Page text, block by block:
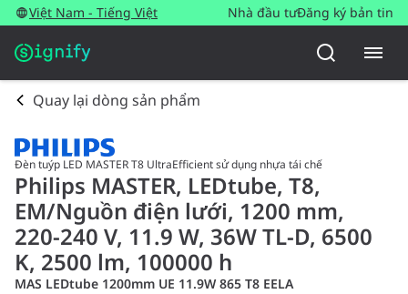
Việt Nam - Tiếng Việt Nhà đầu tưĐăng ký bản tin
Quay lại dòng sản phẩm
Đèn tuýp LED MASTER T8 UltraEfficient sử dụng nhựa tái chế
Philips MASTER, LEDtube, T8,
EM/Nguồn điện lưới, 1200 mm,
220-240 V, 11.9 W, 36W TL-D, 6500
K, 2500 lm, 100000 h
MAS LEDtube 1200mm UE 11.9W 865 T8 EELA